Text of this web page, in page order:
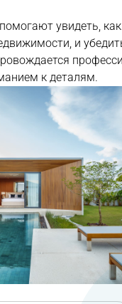
увидеть,
и
к деталям.